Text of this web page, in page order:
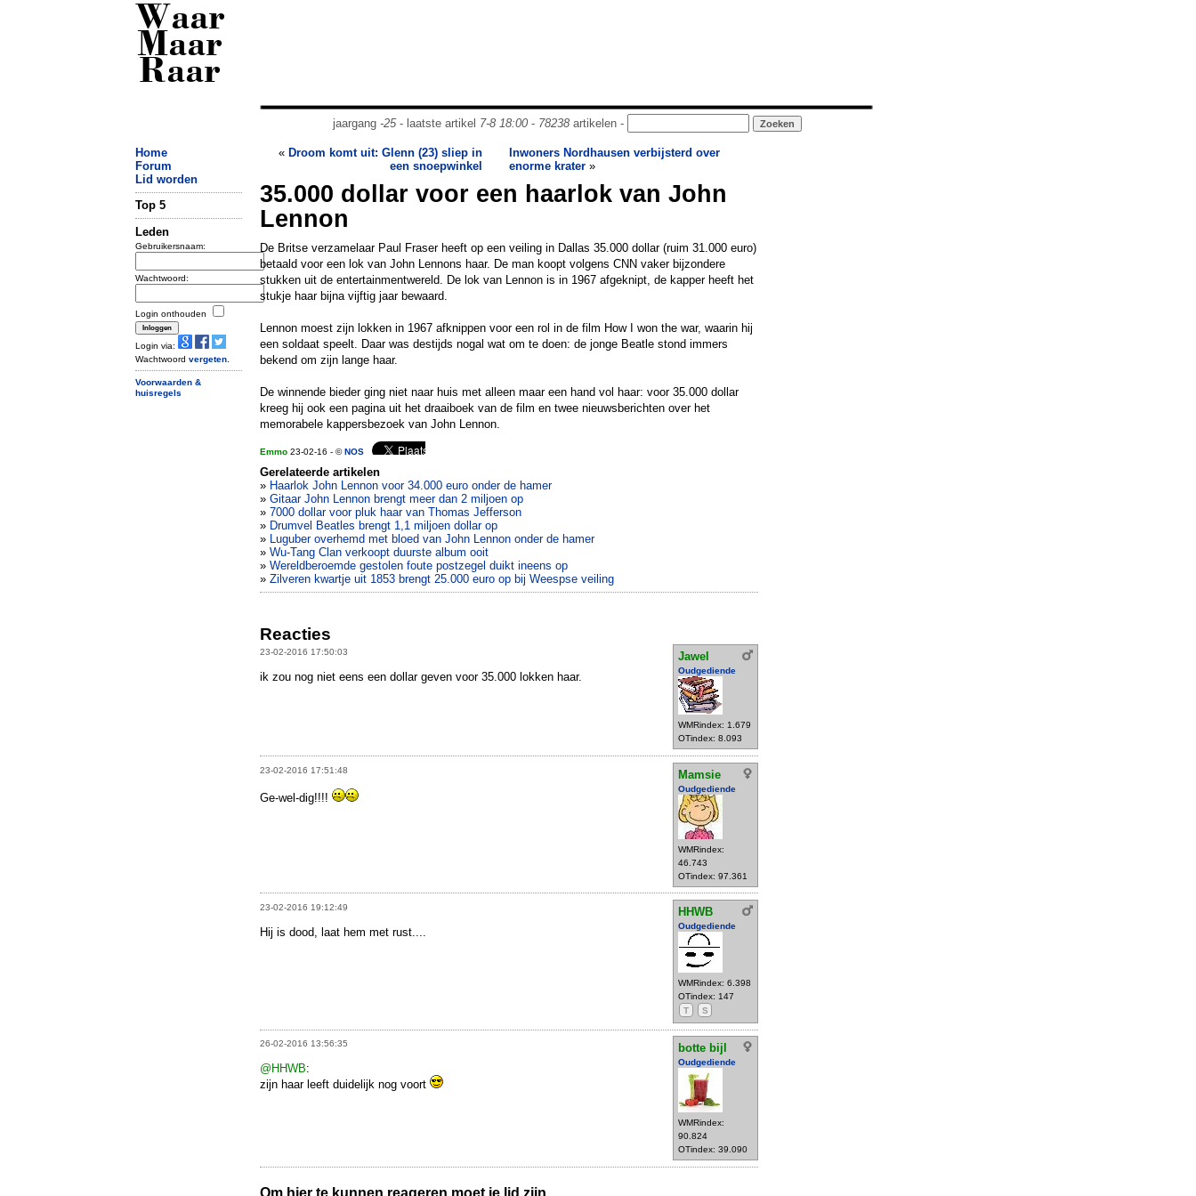
Waar
Maar
Raar
jaargang -25- laatste artikel 7-8 18:00- 78238artikelen -
Home
Forum
Lid worden
Top 5
Leden
Gebruikersnaam:
Wachtwoord:
Login onthouden
Login via:
Wachtwoord vergeten
Voorwaarden &
huisregels
« Droom komt uit: Glenn (23) sliep in
een snoepwinkel
Inwoners Nordhausen verbijsterd over
enorme krater »
35.000 dollar voor een haarlok van John
Lennon
De Britse verzamelaar Paul Fraser heeft op een veiling in Dallas 35.000 dollar (ruim 31.000 euro)
betaald voor een lok van John Lennons haar. De man koopt volgens CNN vaker bijzondere
stukken uit de entertainmentwereld. De lok van Lennon is in 1967 afgeknipt, de kapper heeft het
stukje haar bijna vijftig jaar bewaard.
Lennon moest zijn lokken in 1967 afknippen voor een rol in de film How I won the war, waarin hij
een soldaat speelt. Daar was destijds nogal wat om te doen: de jonge Beatle stond immers
bekend om zijn lange haar.
De winnende bieder ging niet naar huis met alleen maar een hand vol haar: voor 35.000 dollar
kreeg hij ook een pagina uit het draaiboek van de film en twee nieuwsberichten over het
memorabele kappersbezoek van John Lennon.
Emmo 23-02-16 - ©NOS
Gerelateerde artikelen
» Haarlok John Lennon voor 34.000 euro onder de hamer
» Gitaar John Lennon brengt meer dan 2 miljoen op
» 7000 dollar voor pluk haar van Thomas Jefferson
» Drumvel Beatles brengt 1,1 miljoen dollar op
» Luguber overhemd met bloed van John Lennon onder de hamer
» Wu-Tang Clan verkoopt duurste album ooit
» Wereldberoemde gestolen foute postzegel duikt ineens op
» Zilveren kwartje uit 1853 brengt 25.000 euro op bij Weespse veiling
Reacties
23-02-2016 17:50:03 Jawel
Oudgediende
WMRindex: 1.679
OTindex: 8.093
ik zou nog niet eens een dollar geven voor 35.000 lokken haar.
23-02-2016 17:51:48 Mamsie
Oudgediende
WMRindex:
46.743
OTindex: 97.361
Ge-wel-dig!!!!
23-02-2016 19:12:49 HHWB
Oudgediende
WMRindex: 6.398
OTindex: 147
T
S
Hij is dood, laat hem met rust....
26-02-2016 13:56:35 botte bijl
Oudgediende
WMRindex:
90.824
OTindex: 39.090
@HHWB:
zijn haar leeft duidelijk nog voort
Om hier te kunnen reageren moet je lid zijn.